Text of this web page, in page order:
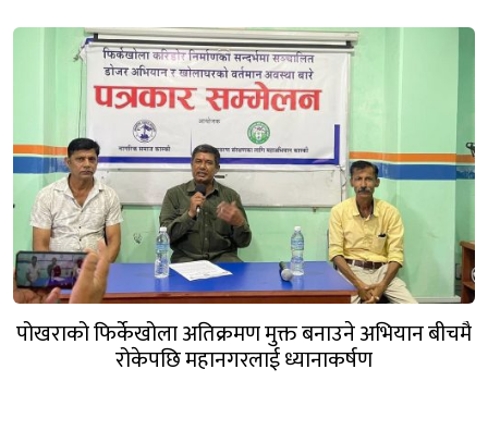
पोखराको फिर्केखोला अतिक्रमण मुक्त बनाउने अभियान बीचमै
रोकेपछि महानगरलाई ध्यानाकर्षण